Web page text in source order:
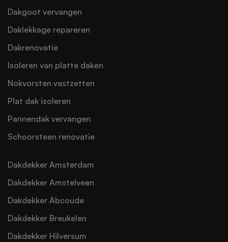
Dakgoot vervangen
Daklekkage repareren
Dakrenovatie
Isoleren van platte daken
Nokvorsten vastzetten
Plat dak isoleren
Pannendak vervangen
Schoorsteen renovatie
Dakdekker Amsterdam
Dakdekker Amstelveen
Dakdekker Abcoude
Dakdekker Breukelen
Dakdekker Hilversum